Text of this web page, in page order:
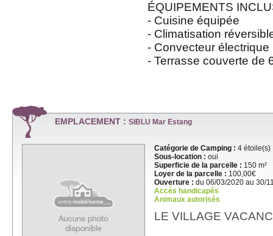
ÉQUIPEMENTS
- Cuisine équipée
- Climatisation
- Convecteur électrique
- Terrasse couverte de
EMPLACEMENT : SIBLU Mar Estang
Catégorie de Camping : 4 étoile(s)
Sous-location : oui
Superficie de la parcelle : 150 m²
Loyer de la parcelle : 100,00€
Ouverture : du 06/03/2020 au 30/
Accès handicapés
Animaux autorisés
LE VILLAGE